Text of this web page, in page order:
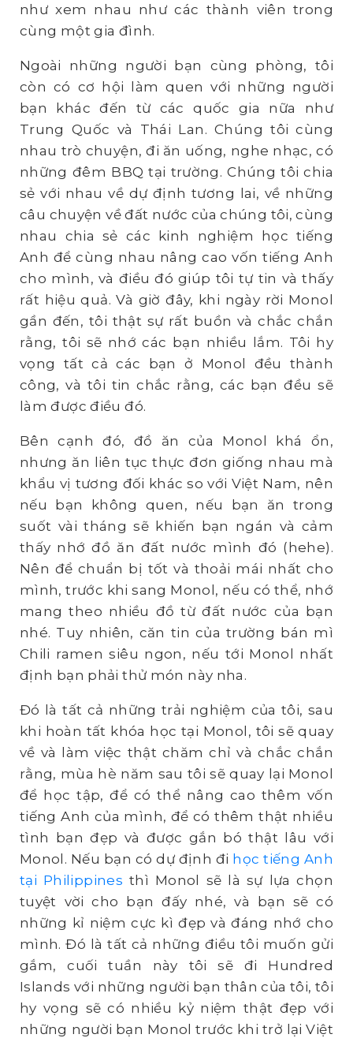
như xem nhau như các thành viên trong
cùng một gia đình.
Ngoài những người bạn cùng phòng, tôi
còn có cơ hội làm quen với những người
bạn khác đến từ các quốc gia nữa như
Trung Quốc và Thái Lan. Chúng tôi cùng
nhau trò chuyện, đi ăn uống, nghe nhạc, có
những đêm BBQ tại trường. Chúng tôi chia
sẻ với nhau về dự định tương lai, về những
câu chuyện về đất nước của chúng tôi, cùng
nhau chia sẻ các kinh nghiệm học tiếng
Anh để cùng nhau nâng cao vốn tiếng Anh
cho mình, và điều đó giúp tôi tự tin và thấy
rất hiệu quả. Và giờ đây, khi ngày rời Monol
gần đến, tôi thật sự rất buồn và chắc chắn
rằng, tôi sẽ nhớ các bạn nhiều lắm. Tôi hy
vọng tất cả các bạn ở Monol đều thành
công, và tôi tin chắc rằng, các bạn đều sẽ
làm được điều đó.
Bên cạnh đó, đồ ăn của Monol khá ổn,
nhưng ăn liên tục thực đơn giống nhau mà
khẩu vị tương đối khác so với Việt Nam, nên
nếu bạn không quen, nếu bạn ăn trong
suốt vài tháng sẽ khiến bạn ngán và cảm
thấy nhớ đồ ăn đất nước mình đó (hehe).
Nên để chuẩn bị tốt và thoải mái nhất cho
mình, trước khi sang Monol, nếu có thể, nhớ
mang theo nhiều đồ từ đất nước của bạn
nhé. Tuy nhiên, căn tin của trường bán mì
Chili ramen siêu ngon, nếu tới Monol nhất
định bạn phải thử món này nha.
Đó là tất cả những trải nghiệm của tôi, sau
khi hoàn tất khóa học tại Monol, tôi sẽ quay
về và làm việc thật chăm chỉ và chắc chắn
rằng, mùa hè năm sau tôi sẽ quay lại Monol
để học tập, để có thể nâng cao thêm vốn
tiếng Anh của mình, để có thêm thật nhiều
tình bạn đẹp và được gắn bó thật lâu với
Monol. Nếu bạn có dự định đi học tiếng Anh
tại Philippines thì Monol sẽ là sự lựa chọn
tuyệt vời cho bạn đấy nhé, và bạn sẽ có
những kỉ niệm cực kì đẹp và đáng nhớ cho
mình. Đó là tất cả những điều tôi muốn gửi
gắm, cuối tuần này tôi sẽ đi Hundred
Islands với những người bạn thân của tôi, tôi
hy vọng sẽ có nhiều kỷ niệm thật đẹp với
những người bạn Monol trước khi trở lại Việt